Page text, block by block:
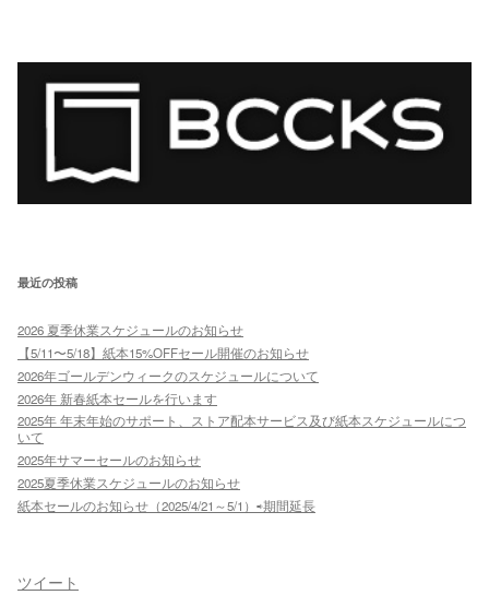
最近の投稿
2026 夏季休業スケジュールのお知らせ
【5/11〜5/18】紙本15%OFFセール開催のお知らせ
2026年ゴールデンウィークのスケジュールについて
2026年 新春紙本セールを行います
2025年 年末年始のサポート、ストア配本サービス及び紙本スケジュールにつ
いて
2025年サマーセールのお知らせ
2025夏季休業スケジュールのお知らせ
紙本セールのお知らせ（2025/4/21～5/1）⇨期間延長
ツイート